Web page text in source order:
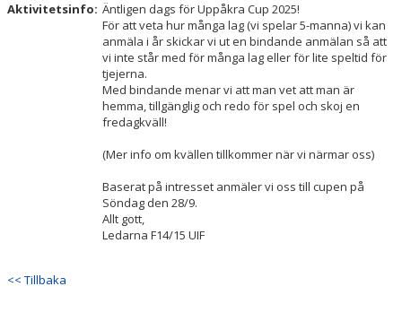
Aktivitetsinfo: Äntligen dags för Uppåkra Cup 2025!
För att veta hur många lag (vi spelar 5-manna) vi kan
anmäla i år skickar vi ut en bindande anmälan så att
vi inte står med för många lag eller för lite speltid för
tjejerna.
Med bindande menar vi att man vet att man är
hemma, tillgänglig och redo för spel och skoj en
fredagkväll!
(Mer info om kvällen tillkommer när vi närmar oss)
Baserat på intresset anmäler vi oss till cupen på
Söndag den 28/9.
Allt gott,
Ledarna F14/15 UIF
<< Tillbaka